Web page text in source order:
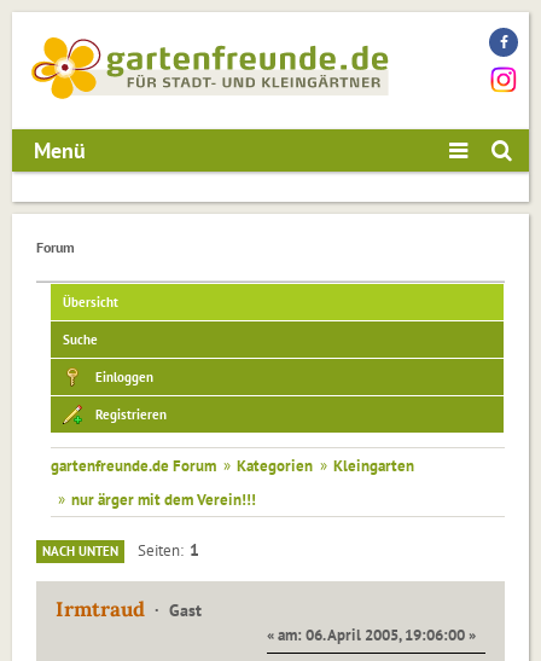
Menü
Forum
Übersicht
Suche
Einloggen
Registrieren
gartenfreunde.de Forum » Kategorien » Kleingarten
» nur ärger mit dem Verein!!!
NACH UNTEN Seiten 1
Irmtraud Gast
« am: 06. April 2005, 19:06:00 »